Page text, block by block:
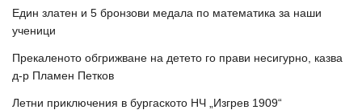
Един златен и 5 бронзови медала по математика за наши
ученици
Прекаленото обгрижване на детето го прави несигурно, казва
д-р Пламен Петков
Летни приключения в бургаското НЧ „Изгрев 1909“